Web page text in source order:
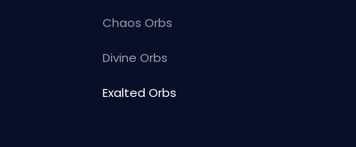
Chaos Orbs
Divine Orbs
Exalted Orbs